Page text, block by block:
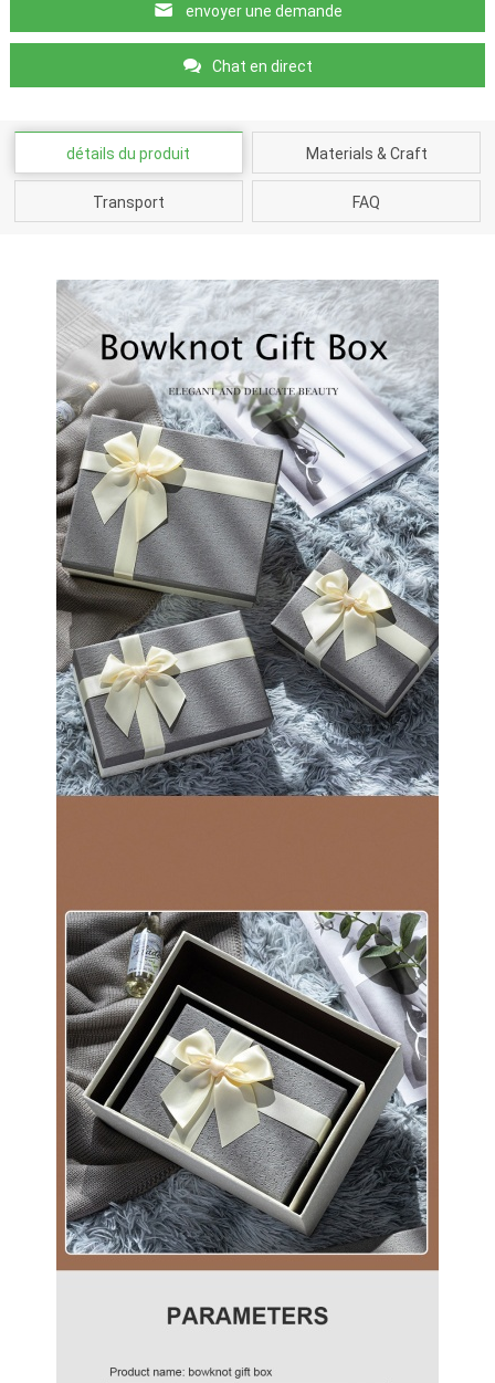
envoyer une demande
Chat en direct
détails du produit Materials & Craft
Transport FAQ